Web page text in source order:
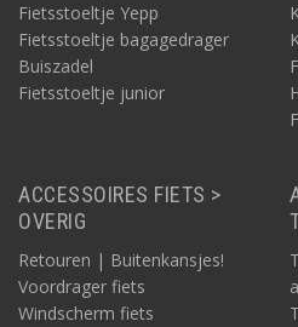
Fietsstoeltje Yepp
Fietsstoeltje bagagedrager
Buiszadel
Fietsstoeltje junior
ACCESSOIRES FIETS >
OVERIG
Retouren | Buitenkansjes!
Voordrager fiets
Windscherm fiets